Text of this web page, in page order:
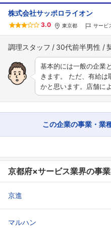
フォロ
こちらの企業も
株式会社サッポロライオン
3.0 東京都 サービ
調理スタッフ 30代前半男性
基本的には一般の企業
きます。 ただ、有給
かと思います。店舗に
この企業の事業・業
京都府×サービス業界の事
京進
マルハン